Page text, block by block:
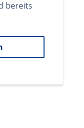
bereits